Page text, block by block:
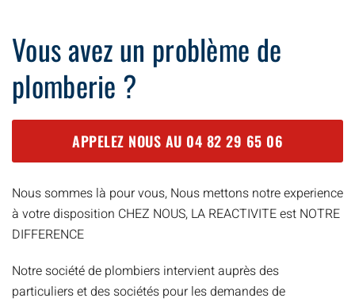
Vous avez un problème de
plomberie ?
APPELEZ NOUS AU 04 82 29 65 06
Nous sommes là pour vous, Nous mettons notre experience
à votre disposition CHEZ NOUS, LA REACTIVITE est NOTRE
DIFFERENCE
Notre société de plombiers intervient auprès des
particuliers et des sociétés pour les demandes de